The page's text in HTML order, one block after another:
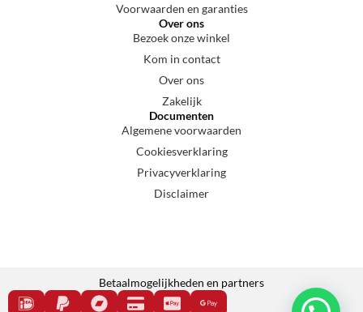
Voorwaarden en garanties
Over ons
Bezoek onze winkel
Kom in contact
Over ons
Zakelijk
Documenten
Algemene voorwaarden
Cookiesverklaring
Privacyverklaring
Disclaimer
Betaalmogelijkheden en partners